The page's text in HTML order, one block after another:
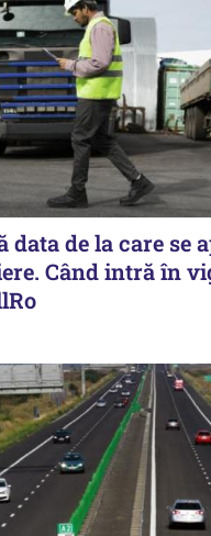
data de la care se
Când intră în